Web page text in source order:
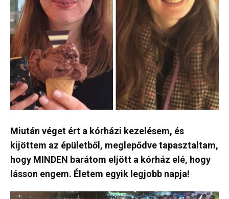
Miután véget ért a kórházi kezelésem, és
kijöttem az épületből, meglepődve tapasztaltam,
hogy MINDEN barátom eljött a kórház elé, hogy
lásson engem. Életem egyik legjobb napja!